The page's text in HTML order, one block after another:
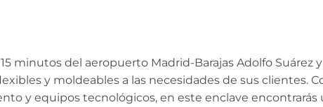
minutos del aeropuerto Madrid-Barajas Adolfo Suárez y
y moldeables a las necesidades de sus clientes.
y equipos tecnológicos, en este enclave encontrarás